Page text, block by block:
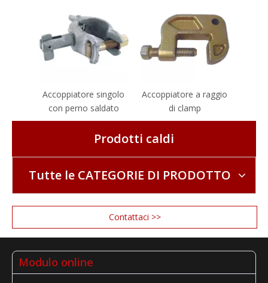
Accoppiatore singolo
con perno saldato
Accoppiatore a raggio
di clamp
Prodotti caldi
Tutte le CATEGORIE DI PRODOTTO
Contattaci >>
Modulo online